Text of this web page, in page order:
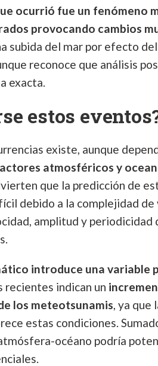
ocurrió fue un fenómeno
provocando cambios
subida del mar por efecto
reconoce que análisis
exacta.
estos
existe, aunque
atmosféricos y
que la predicción de
debido a la complejidad de
amplitud y periodicidad
introduce una variable
recientes indican un
los meteotsunamis, ya que
estas condiciones.
océano podría